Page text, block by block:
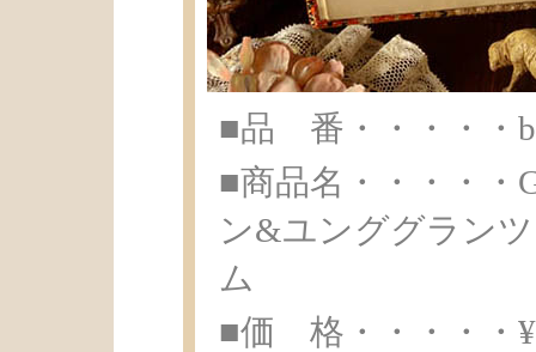
■品 番・・・・・
■商品名・・・・・
ン&ユンググラン
ム
■価 格・・・・・